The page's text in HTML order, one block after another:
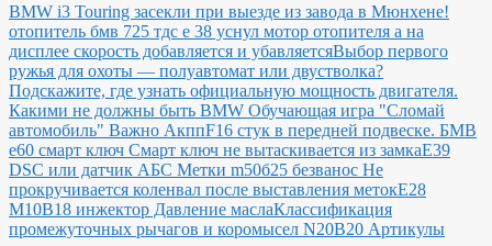
BMW i3 Touring засекли при выезде из завода в Мюнхене!
отопитель бмв 725 тдс е 38 уснул мотор отопителя а на
дисплее скорость добавляется и убавляетсяВыбор первого
ружья для охоты — полуавтомат или двустволка?
Подскажите, где узнать официальную мощность двигателя.
Какими не должны быть BMW Обучающая игра "Сломай
автомобиль" Важно АкппF16 стук в передней подвеске. БМВ
е60 смарт ключ Смарт ключ не вытаскивается из замкаE39
DSC или датчик АБС Метки m50б25 безванос Не
прокручивается коленвал после выставления метокЕ28
М10В18 инжектор Давление маслаКлассификация
промежуточных рычагов и коромысел N20B20 Артикулы